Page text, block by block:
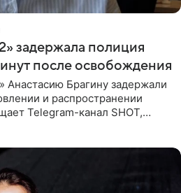
задержала полиция
после освобождения
Анастасию Брагину задержали
и распространении
Telegram-канал SHOT,